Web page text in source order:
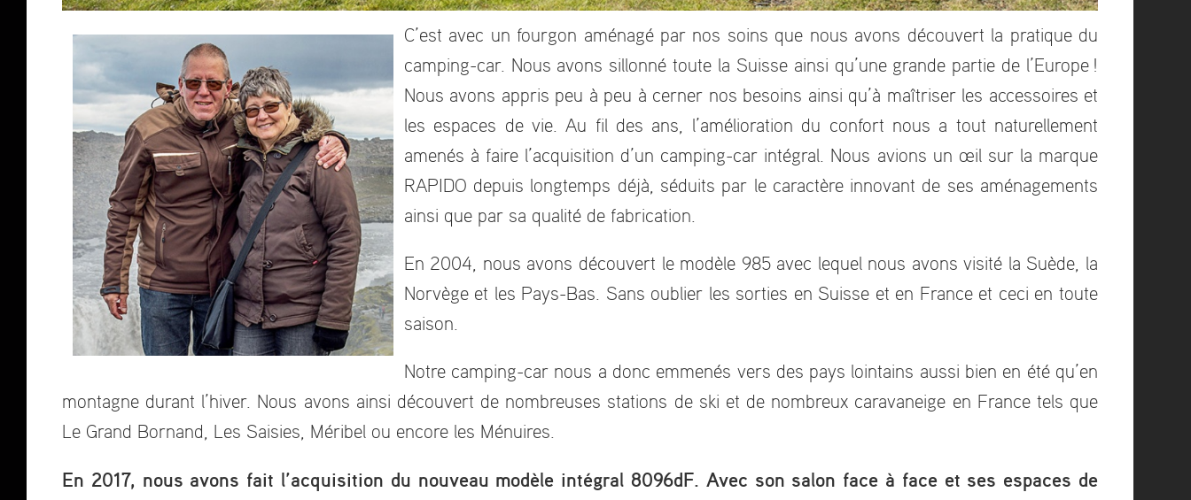
C’est avec un fourgon aménagé par nos soins que nous avons découvert la pratique du
camping-car. Nous avons sillonné toute la Suisse ainsi qu’une grande partie de l’Europe !
Nous avons appris peu à peu à cerner nos besoins ainsi qu’à maîtriser les accessoires et
les espaces de vie. Au fil des ans, l’amélioration du confort nous a tout naturellement
amenés à faire l’acquisition d’un camping-car intégral. Nous avions un œil sur la marque
RAPIDO depuis longtemps déjà, séduits par le caractère innovant de ses aménagements
ainsi que par sa qualité de fabrication.
En 2004, nous avons découvert le modèle 985 avec lequel nous avons visité la Suède, la
Norvège et les Pays-Bas. Sans oublier les sorties en Suisse et en France et ceci en toute
saison.
Notre camping-car nous a donc emmenés vers des pays lointains aussi bien en été qu’en
montagne durant l’hiver. Nous avons ainsi découvert de nombreuses stations de ski et de nombreux caravaneige en France tels que
Le Grand Bornand, Les Saisies, Méribel ou encore les Ménuires.
En 2017, nous avons fait l’acquisition du nouveau modèle intégral 8096dF. Avec son salon face à face et ses espaces de